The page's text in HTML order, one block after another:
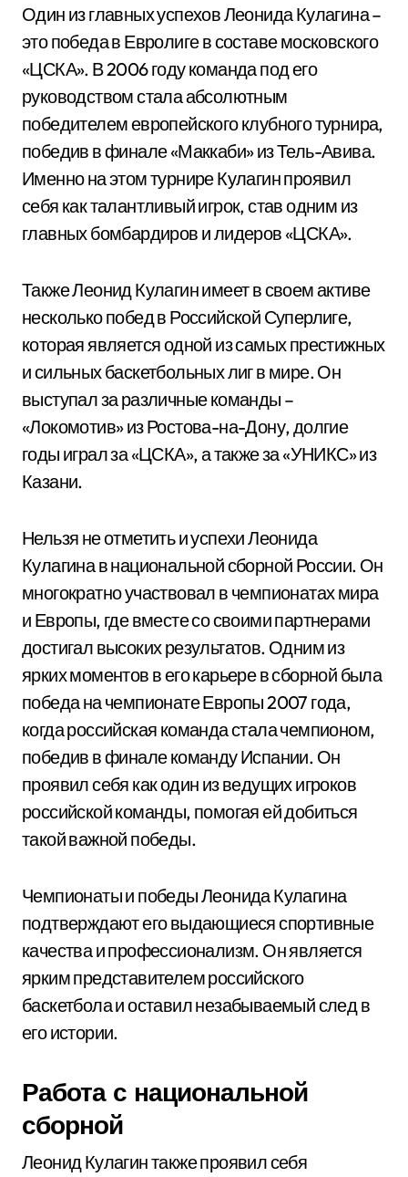
Один из главных успехов Леонида Кулагина –
это победа в Евролиге в составе московского
«ЦСКА». В 2006 году команда под его
руководством стала абсолютным
победителем европейского клубного турнира,
победив в финале «Маккаби» из Тель-Авива.
Именно на этом турнире Кулагин проявил
себя как талантливый игрок, став одним из
главных бомбардиров и лидеров «ЦСКА».
Также Леонид Кулагин имеет в своем активе
несколько побед в Российской Суперлиге,
которая является одной из самых престижных
и сильных баскетбольных лиг в мире. Он
выступал за различные команды –
«Локомотив» из Ростова-на-Дону, долгие
годы играл за «ЦСКА», а также за «УНИКС» из
Казани.
Нельзя не отметить и успехи Леонида
Кулагина в национальной сборной России. Он
многократно участвовал в чемпионатах мира
и Европы, где вместе со своими партнерами
достигал высоких результатов. Одним из
ярких моментов в его карьере в сборной была
победа на чемпионате Европы 2007 года,
когда российская команда стала чемпионом,
победив в финале команду Испании. Он
проявил себя как один из ведущих игроков
российской команды, помогая ей добиться
такой важной победы.
Чемпионаты и победы Леонида Кулагина
подтверждают его выдающиеся спортивные
качества и профессионализм. Он является
ярким представителем российского
баскетбола и оставил незабываемый след в
его истории.
Работа с национальной
сборной
Леонид Кулагин также проявил себя